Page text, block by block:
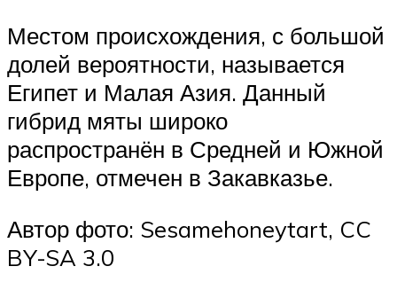
Местом происхождения, с большой
долей вероятности, называется
Египет и Малая Азия. Данный
гибрид мяты широко
распространён в Средней и Южной
Европе, отмечен в Закавказье.
Автор фото: Sesamehoneytart, CC
BY-SA 3.0